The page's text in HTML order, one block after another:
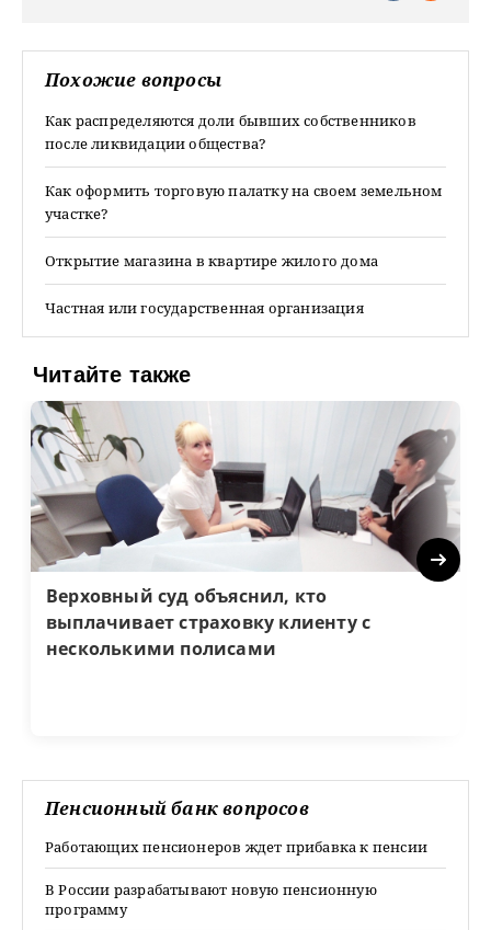
Похожие вопросы
Как распределяются доли бывших собственников
после ликвидации общества?
Как оформить торговую палатку на своем земельном
участке?
Открытие магазина в квартире жилого дома
Частная или государственная организация
Читайте также
Верховный суд объяснил, кто
выплачивает страховку клиенту с
несколькими полисами
Next
Пенсионный банк вопросов
Работающих пенсионеров ждет прибавка к пенсии
В России разрабатывают новую пенсионную
программу